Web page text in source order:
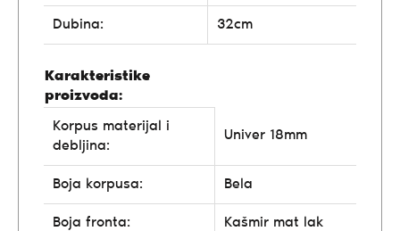
Dubina: 32cm
Karakteristike
proizvoda:
Korpus materijal i
debljina:
Univer 18mm
Boja korpusa: Bela
Boja fronta: Kašmir mat lak